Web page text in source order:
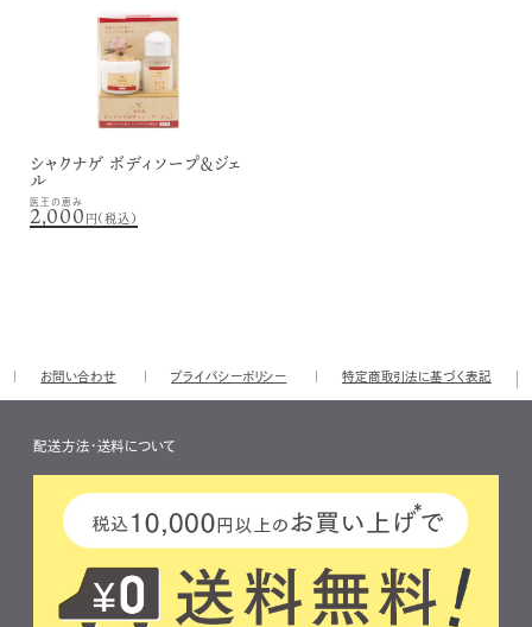
シャクナゲ ボディソープ＆ジェ
ル
医王の恵み
2,000 円（税込）
お問い合わせ プライバシーポリシー 特定商取引法に基づく表記
配送方法・送料について